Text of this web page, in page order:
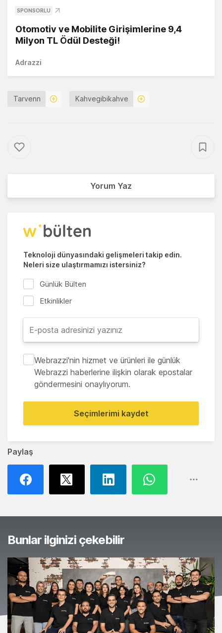
Paylaş
SPONSORLU
Otomotiv ve Mobilite Girişimlerine 9,4
Milyon TL Ödül Desteği!
Adrazzi
Tarvenn Kahvegibikahve
Yorum Yaz
Teknoloji dünyasındaki gelişmeleri takip edin.
Neleri size ulaştırmamızı istersiniz?
Günlük Bülten
Etkinlikler
Webrazzi'nin hizmet ve ürünleri ile günlük
Webrazzi haberlerine ilişkin olarak epostalar
göndermesini onaylıyorum.
Seçimlerimi kaydet
Bunlar ilginizi çekebilir